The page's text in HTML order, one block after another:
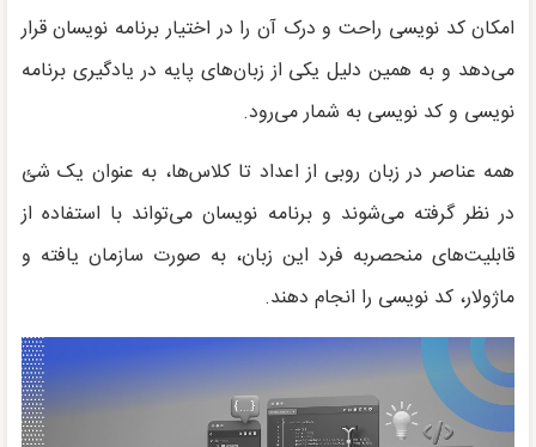
امکان کد نویسی راحت و درک آن را در اختیار برنامه نویسان قرار
می‌دهد و به همین دلیل یکی از زبان‌های پایه در یادگیری برنامه
نویسی و کد نویسی به شمار می‌رود.
همه عناصر در زبان روبی از اعداد تا کلاس‌ها، به عنوان یک شئ
در نظر گرفته می‌شوند و برنامه نویسان می‌تواند با استفاده از
قابلیت‌های منحصربه فرد این زبان، به صورت سازمان یافته و
ماژولار، کد نویسی را انجام دهند.